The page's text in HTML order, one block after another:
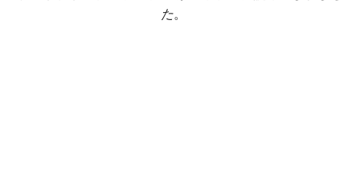
た。